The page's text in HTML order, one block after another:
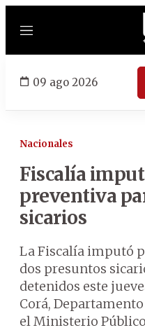
Menú
09 ago 2026
Nacionales
Fiscalía
preventiva
sicarios
La Fiscalía imputó
dos presuntos
detenidos este
Corá,
el Ministerio